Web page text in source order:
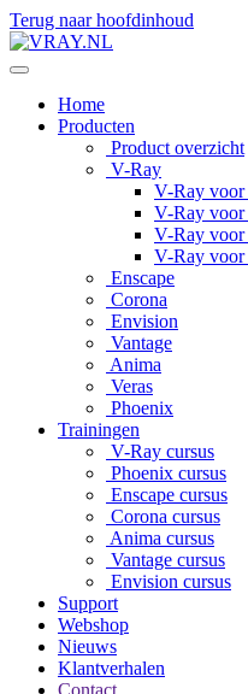
Terug naar hoofdinhoud
Home
Producten
Product overzicht
V-Ray
V-Ray voor
V-Ray
V-Ray voor
V-Ray
Enscape
Corona
Envision
Vantage
Anima
Veras
Phoenix
Trainingen
V-Ray cursus
Phoenix cursus
Enscape cursus
Corona cursus
Anima cursus
Vantage cursus
Envision cursus
Support
Webshop
Nieuws
Klantverhalen
Contact